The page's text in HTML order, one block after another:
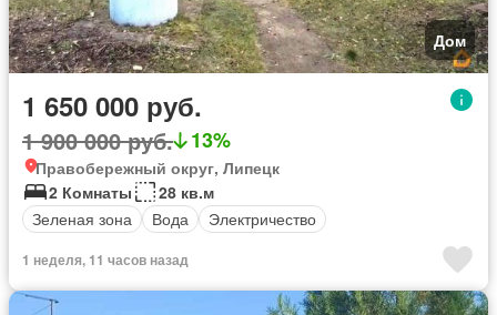
Дом
1 650 000 руб.
1 900 000 руб. 13%
Правобережный округ, Липецк
2 Комнаты
28 кв.м
Зеленая зона
Вода Электричество
1 неделя, 11 часов назад